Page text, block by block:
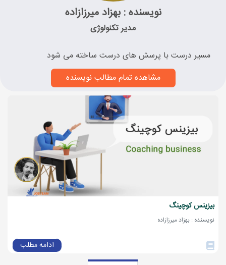
نویسنده : بهزاد میرزازاده
مدیر تکنولوژی
مسیر درست با پرسش های درست ساخته می شود
مشاهده تمام مطالب نویسنده
بیزینس کوچینگ
نویسنده : بهزاد میرزازاده
ادامه مطلب